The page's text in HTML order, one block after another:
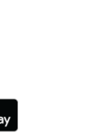
るナレッ
トに関する
プを中心に
まいります
は、ぜひ